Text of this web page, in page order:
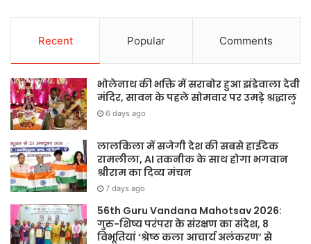
Recent Popular Comments
भोलेनाथ की भक्ति में सराबोर हुआ झंडेवाला देवी
मंदिर, सावन के पहले सोमवार पर उमड़े श्रद्धालु
6 days ago
लालकिला में सजेगी देश की सबसे हाईटेक
रामलीला, AI तकनीक के साथ होगा भगवान
श्रीराम का दिव्य मंचन
7 days ago
56th Guru Vandana Mahotsav 2026:
गुरु-शिष्य परंपरा के संरक्षण का संदेश, 8
विभूतियां ‘श्रेष्ठ कला आचार्य अलंकरण’ से